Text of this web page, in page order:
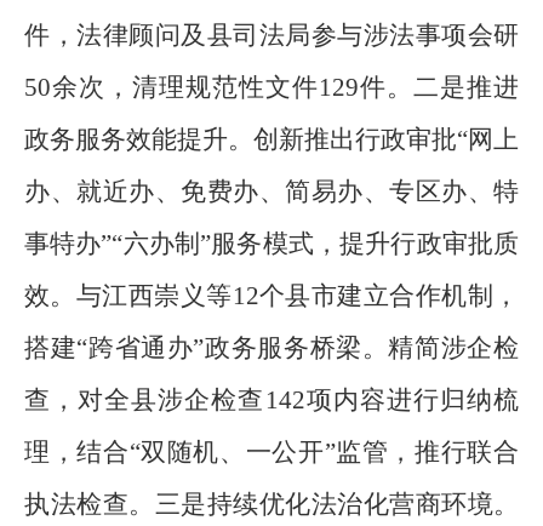
件，法律顾问及县司法局参与涉法事项会研
50余次，清理规范性文件129件。二是推进
政务服务效能提升。创新推出行政审批“网上
办、就近办、免费办、简易办、专区办、特
事特办”“六办制 ”服务模式，提升行政审批质
效。与江西崇义等12个县市建立合作机制，
搭建“跨省通办”政务服务桥梁。精简涉企检
查，对全县涉企检查 142项内容进行归纳梳
理，结合“双随机、一公开”监管，推行联合
执法检查。三是持续优化法治化营商环境。